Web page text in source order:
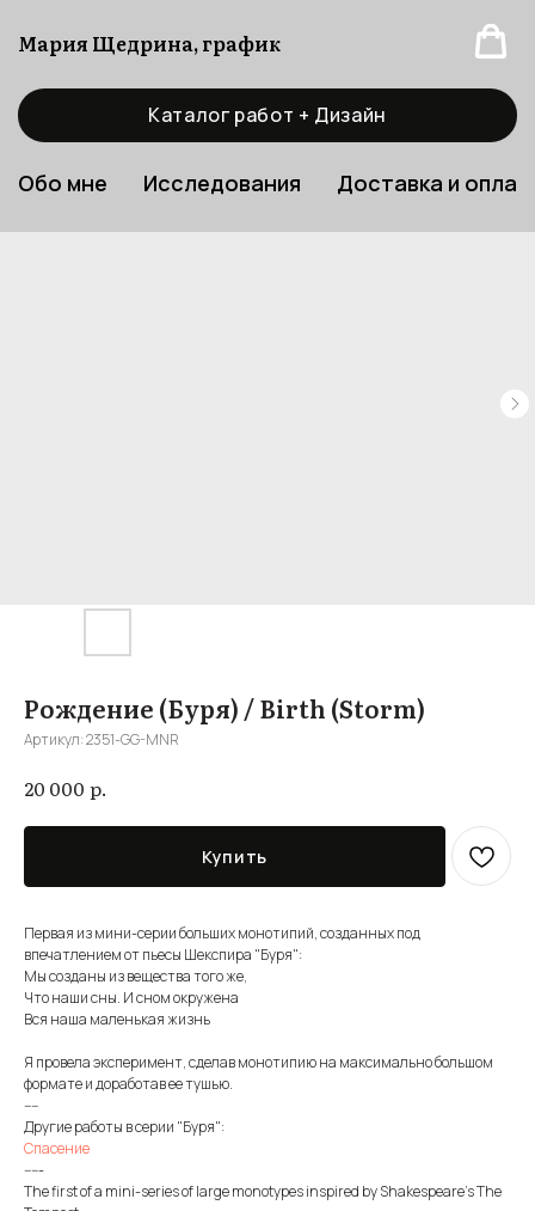
Мария Щедрина, график
Каталог работ + Дизайн
Обо мне Исследования Доставка и
Рождение (Буря) / Birth (Storm)
Артикул:2351-GG-MNR
20 000 р.
Купить
Первая из мини-серии больших монотипий, созданных под
впечатлением от пьесы Шекспира "Буря":
Мы созданы из вещества того же,
Что наши сны. И сном окружена
Вся наша маленькая жизнь
Я провела эксперимент, сделав монотипию на максимально большом
формате и доработав ее тушью.
----
Другие работы в серии "Буря":
Спасение
-----
The first of a mini-series of large monotypes inspired by Shakespeare's The